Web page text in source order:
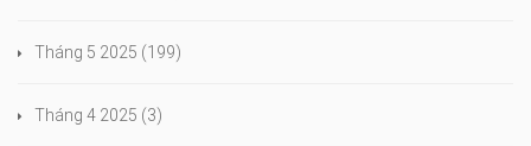
Tháng 5 2025 (199)
Tháng 4 2025 (3)